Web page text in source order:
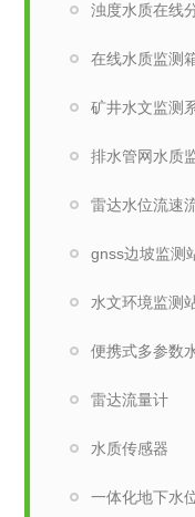
浊度水质在线
在线水质监测
矿井水文监测
排水管网水质
雷达水位流速
gnss边坡监测
水文环境监测
便携式多参数
雷达流量计
水质传感器
一体化地下水